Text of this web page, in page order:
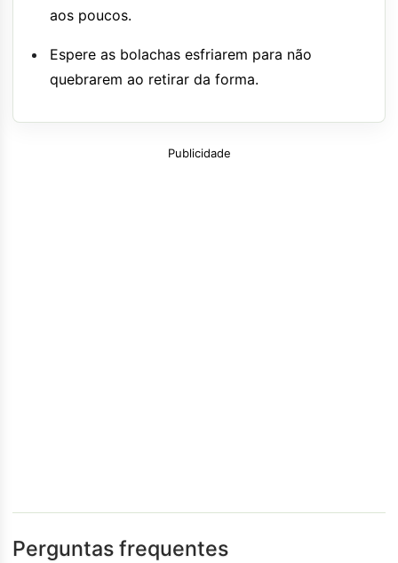
aos poucos.
Espere as bolachas esfriarem para não
quebrarem ao retirar da forma.
Publicidade
Perguntas frequentes